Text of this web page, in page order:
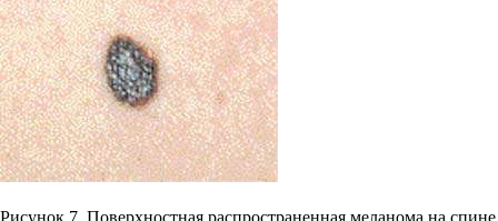
Рисунок 7. Поверхностная распространенная меланома на спине